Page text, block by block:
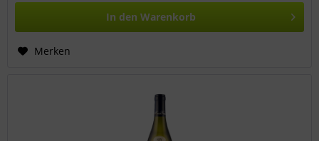
In den Warenkorb
Merken